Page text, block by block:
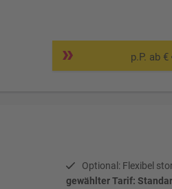
p.P. ab €
Optional: Flexibel
gewählter Tarif: